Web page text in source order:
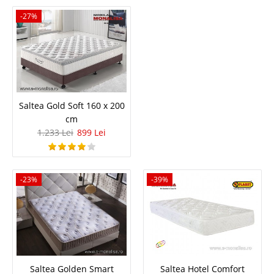
2.749 Lei
Pret Redus
Vezi Detalii
Saltea complet Ortopedica de calitate
Gold Energy Premium
-27%
Saltea Gold Soft 160 x 200
cm
1.233 Lei 899 Lei
-23%
Saltea Golden Smart
-39%
Saltea Hotel Comfort